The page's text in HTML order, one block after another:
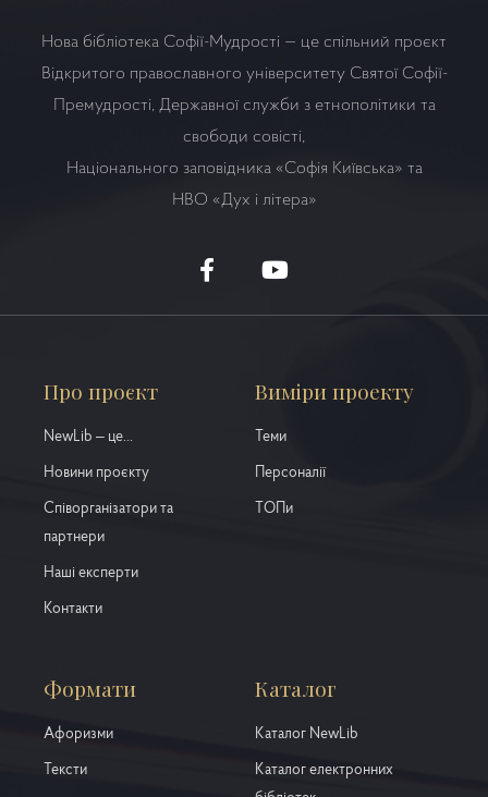
Нова бібліотека Софії-Мудрості — це спільний проєкт
Відкритого православного університету Святої Софії-
Премудрості, Державної служби з етнополітики та
свободи совісті,
Національного заповідника «Софія Київська» та
НВО «Дух і літера»
Про проєкт
NewLib – це...
Новини проєкту
Співорганізатори та
партнери
Наші експерти
Контакти
Виміри проекту
Теми
Персоналії
ТОПи
Формати
Афоризми
Тексти
Каталог
Каталог NewLib
Каталог електронних